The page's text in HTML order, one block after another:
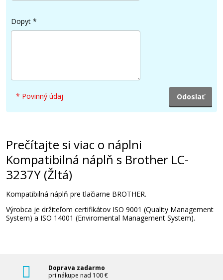
Originálna náplň Brother LC-3237M
(Purpurová)
29,90 €
Dopyt *
* Povinný údaj
Prečítajte si viac o náplni
Kompatibilná náplň s Brother LC-
3237Y (Žltá)
Kompatibilná náplň pre tlačiarne BROTHER.
Výrobca je držiteľom certifikátov ISO 9001 (Quality Management
System) a ISO 14001 (Enviromental Management System).
Doprava zadarmo
pri nákupe nad 100 €